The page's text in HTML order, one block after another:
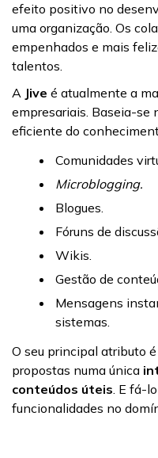
efeito positivo no
uma organização. Os
empenhados e mais
talentos.
A Jive é atualmente a
empresariais. Baseia-se
eficiente do
Comunidades
Microblogging.
Blogues.
Fóruns de
Wikis.
Gestão de
Mensagens
sistemas.
O seu principal atributo
propostas numa única
conteúdos úteis. E fá-
funcionalidades no